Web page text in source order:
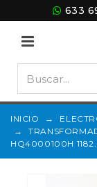
633
INICIO →
→
HQ4000100H